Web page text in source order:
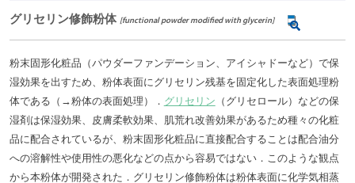
グリセリン修飾粉体 [functional powder modified with glycerin]
粉末固形化粧品（パウダーファンデーション、アイシャドーなど）で保
湿効果を出すため、粉体表面にグリセリン残基を固定化した表面処理粉
体である（→粉体の表面処理）． グリセリン （グリセロール）などの保
湿剤は保湿効果、皮膚柔軟効果、肌荒れ改善効果があるため種々の化粧
品に配合されているが、粉末固形化粧品に直接配合することは配合油分
への溶解性や使用性の悪化などの点から容易ではない．このような観点
から本粉体が開発された．グリセリン修飾粉体は粉体表面に化学気相蒸